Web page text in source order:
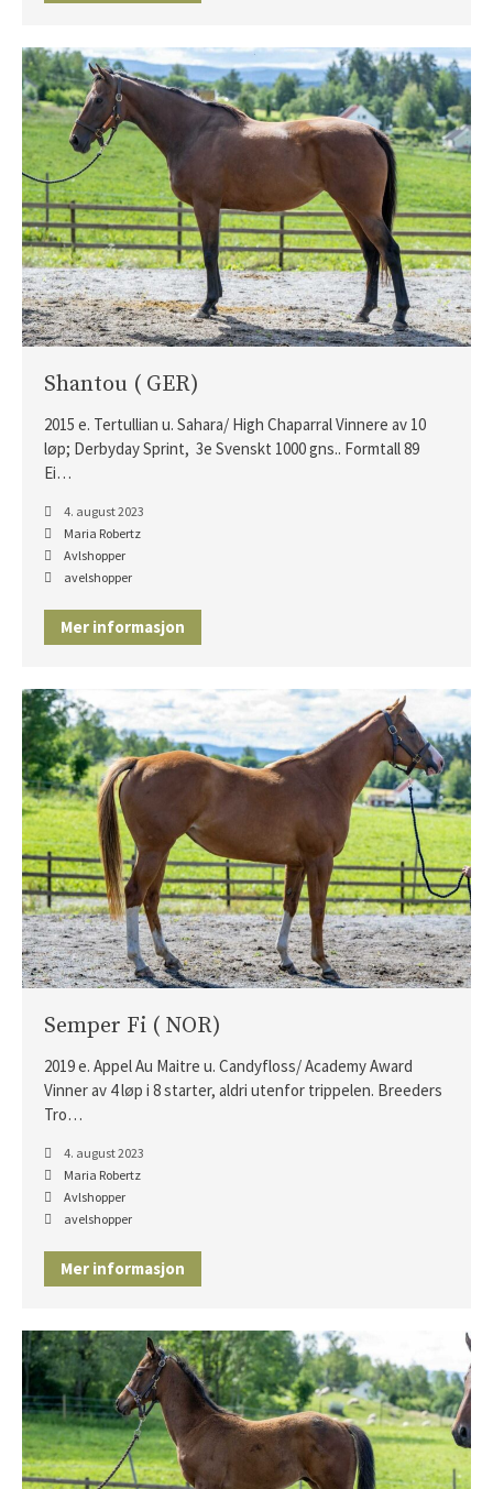
Årets föll og åringer 2026 –
oppdaterte bilder
Hingst e. Caprioli u. Bassoline
Hingst e. Moohaajim u. Kocna
Hingst e. Appel Au Maitre u.
Vanilla Ice
Hoppe e. Lusail u. Sans Appel
Shantou ( GER)
2015 e. Tertullian u. Sahara/ High Chaparral Vinnere av 10
løp; Derbyday Sprint, 3e Svenskt 1000 gns.. Formtall 89
Ei…
4. august 2023
Maria Robertz
Avlshopper
avelshopper
Mer informasjon
Semper Fi ( NOR)
2019 e. Appel Au Maitre u. Candyfloss/ Academy Award
Vinner av 4 løp i 8 starter, aldri utenfor trippelen. Breeders
Tro…
4. august 2023
Maria Robertz
Avlshopper
avelshopper
Mer informasjon